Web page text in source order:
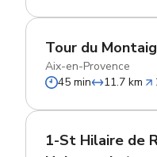
Tour du
Aix-en-Provence
45 min
11.7 km
1-St Hilaire de